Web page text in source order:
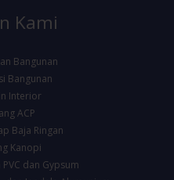
Kami
Bangunan
Bangunan
Interior
ACP
Baja Ringan
Kanopi
PVC dan Gypsum